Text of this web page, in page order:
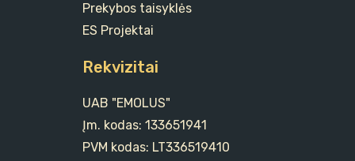
Prekybos taisyklės
ES Projektai
Rekvizitai
UAB "EMOLUS"
Įm. kodas: 133651941
PVM kodas: LT336519410